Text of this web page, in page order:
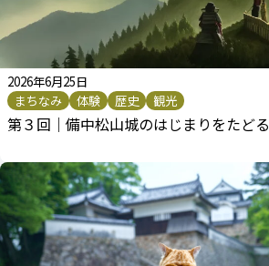
2026年6月25日
まちなみ
体験 歴史 観光
第３回｜備中松山城のはじまりをたどる